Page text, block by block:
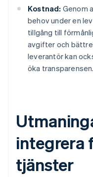
Kostnad: Genom
behov under en
tillgång till
avgifter och
leverantör kan
öka transparensen.
integrera
tjänster